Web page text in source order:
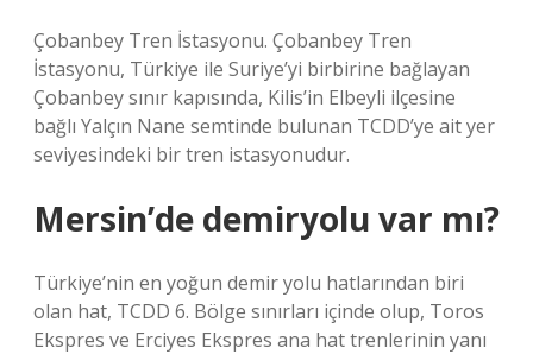
Çobanbey Tren İstasyonu. Çobanbey Tren
İstasyonu, Türkiye ile Suriye’yi birbirine bağlayan
Çobanbey sınır kapısında, Kilis’in Elbeyli ilçesine
bağlı Yalçın Nane semtinde bulunan TCDD’ye ait yer
seviyesindeki bir tren istasyonudur.
Mersin’de demiryolu var mı?
Türkiye’nin en yoğun demir yolu hatlarından biri
olan hat, TCDD 6. Bölge sınırları içinde olup, Toros
Ekspres ve Erciyes Ekspres ana hat trenlerinin yanı